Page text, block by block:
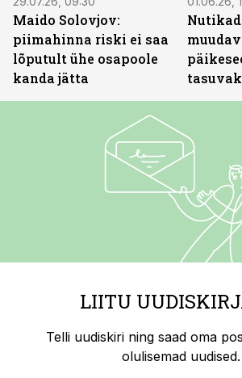
Maido Solovjov:
piimahinna riski ei saa
lõputult ühe osapoole
kanda jätta
LIITU
Telli uudiskiri ning saad oma
olulisemad uudised.